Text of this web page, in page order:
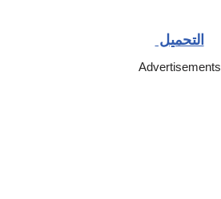
التحميل
Advertisements